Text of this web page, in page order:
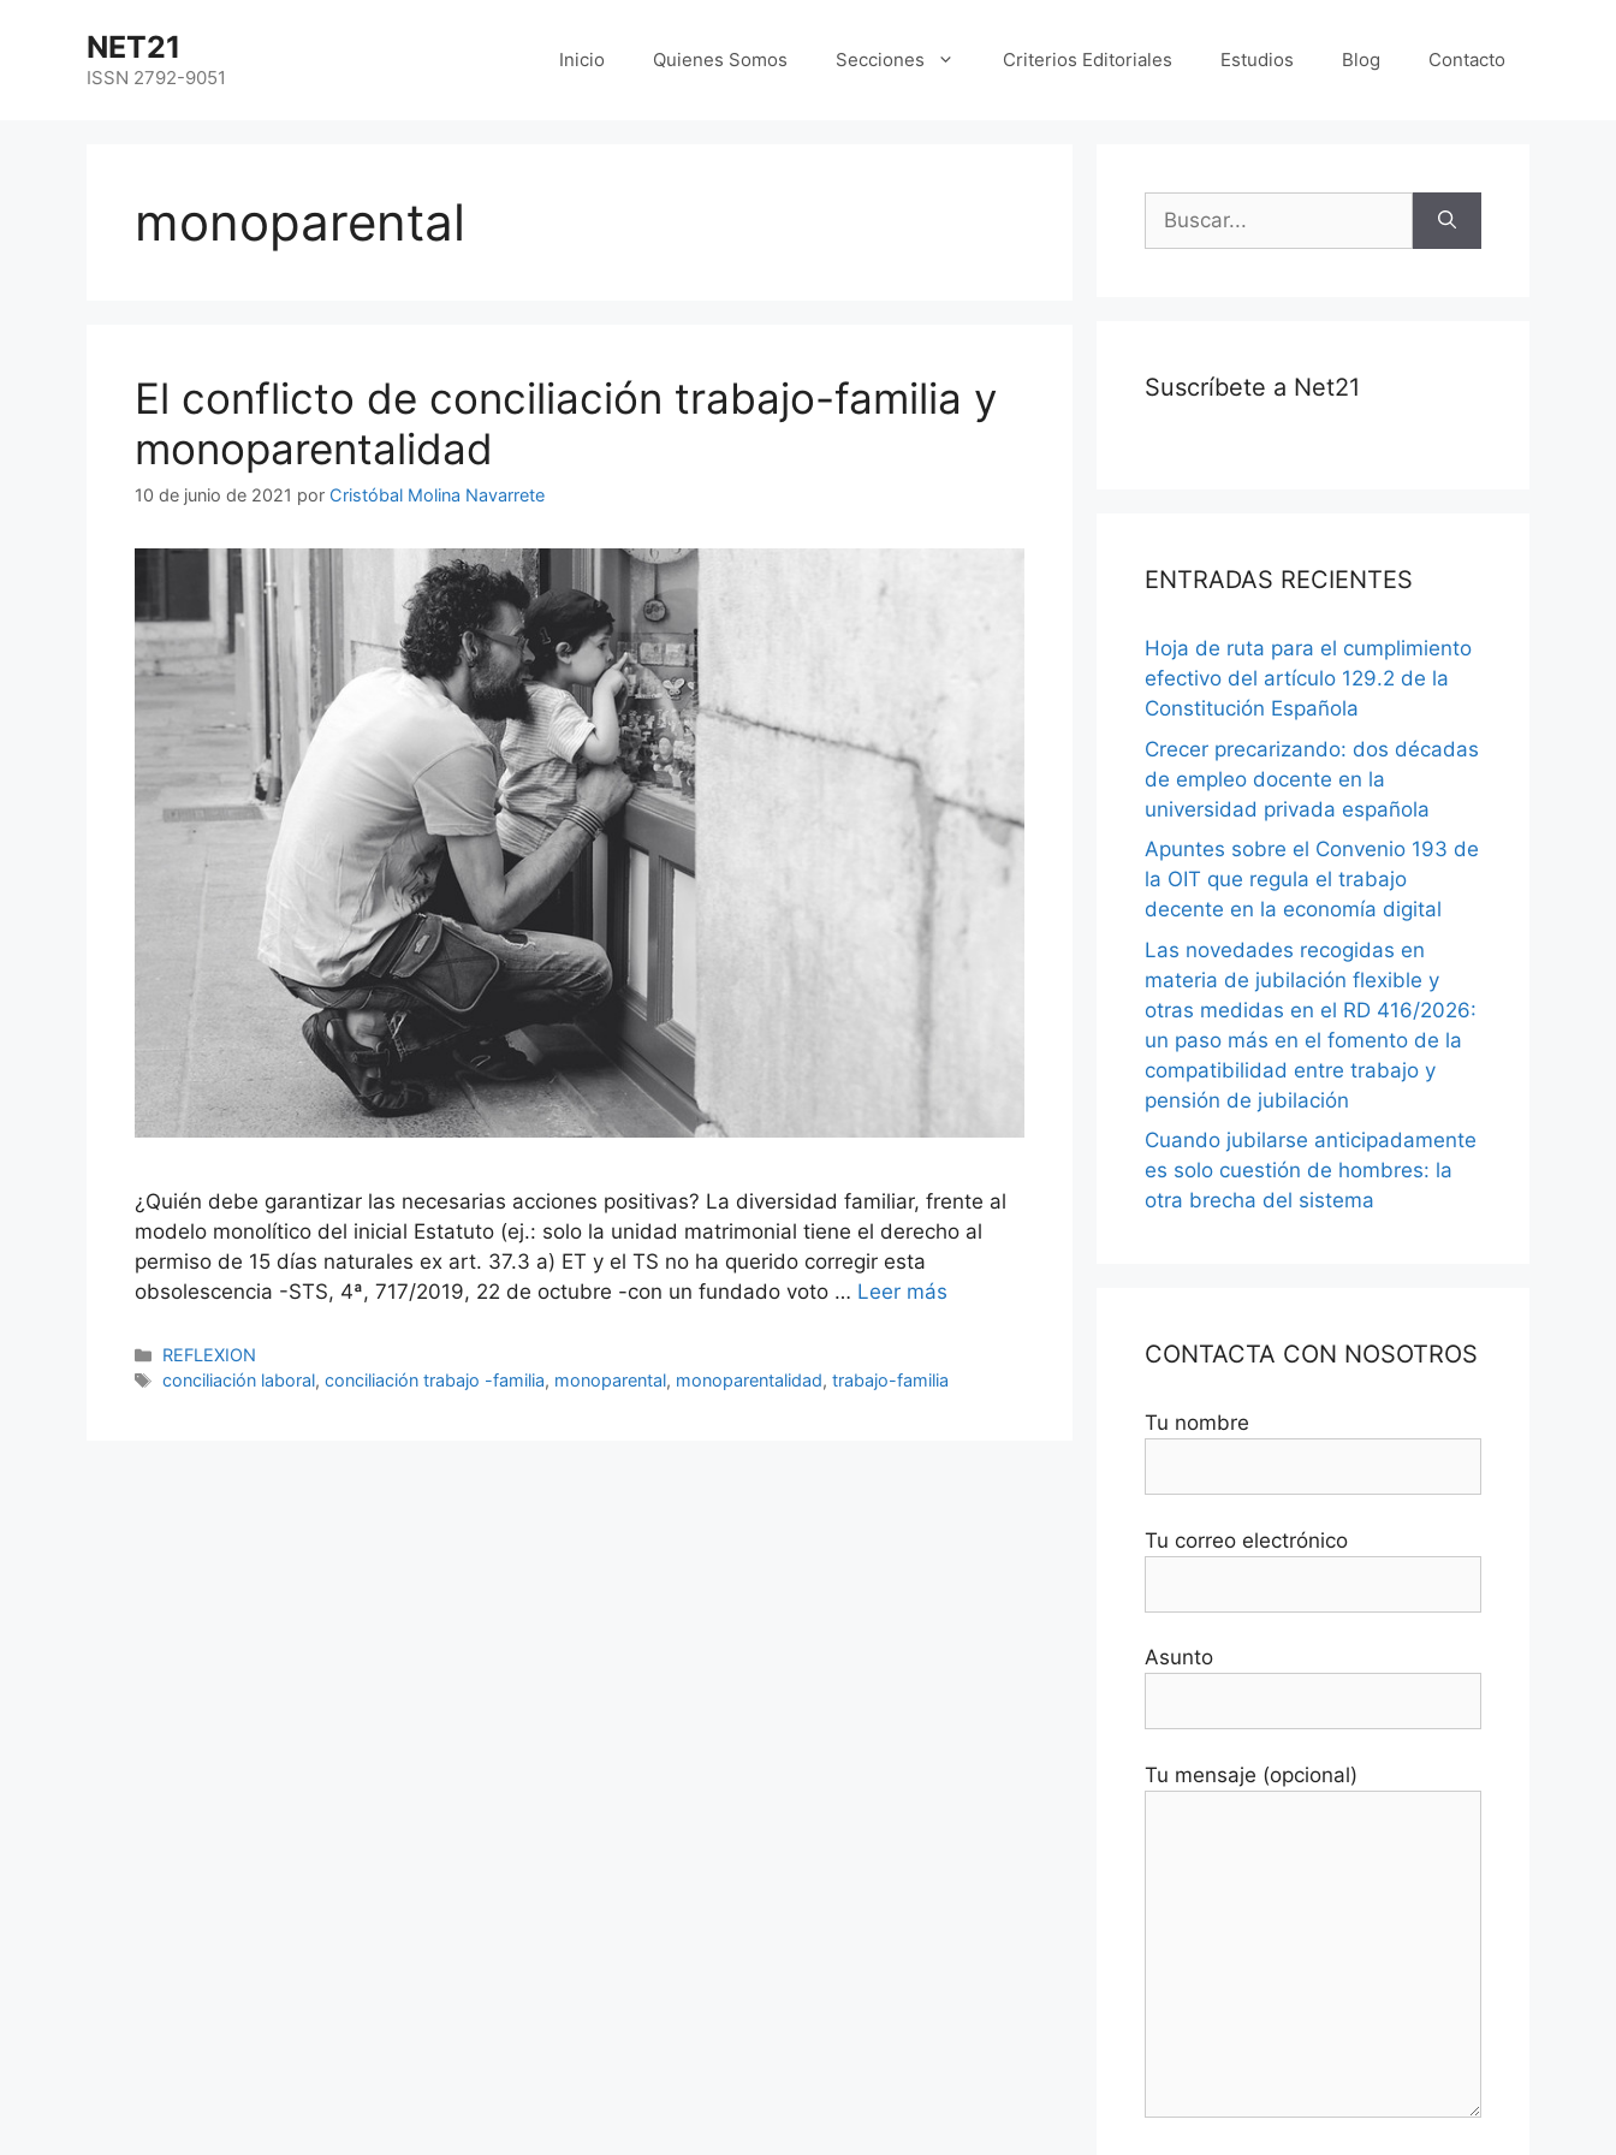
NET21
ISSN 2792-9051
Inicio Quienes Somos Secciones Criterios Editoriales Estudios Blog Contacto
monoparental
El conflicto de conciliación trabajo-familia y
monoparentalidad
10 de junio de 2021 por Cristóbal Molina Navarrete
¿Quién debe garantizar las necesarias acciones positivas? La diversidad familiar, frente al
modelo monolítico del inicial Estatuto (ej.: solo la unidad matrimonial tiene el derecho al
permiso de 15 días naturales ex art. 37.3 a) ET y el TS no ha querido corregir esta
obsolescencia -STS, 4ª, 717/2019, 22 de octubre -con un fundado voto … Leer más
REFLEXION
conciliación laboral,conciliación trabajo -familia, monoparental, monoparentalidad,trabajo-familia
Suscríbete a Net21
ENTRADAS RECIENTES
Hoja de ruta para el cumplimiento
efectivo del artículo 129.2 de la
Constitución Española
Crecer precarizando: dos décadas
de empleo docente en la
universidad privada española
Apuntes sobre el Convenio 193 de
la OIT que regula el trabajo
decente en la economía digital
Las novedades recogidas en
materia de jubilación flexible y
otras medidas en el RD 416/2026:
un paso más en el fomento de la
compatibilidad entre trabajo y
pensión de jubilación
Cuando jubilarse anticipadamente
es solo cuestión de hombres: la
otra brecha del sistema
CONTACTA CON NOSOTROS
Tu nombre
Tu correo electrónico
Asunto
Tu mensaje (opcional)